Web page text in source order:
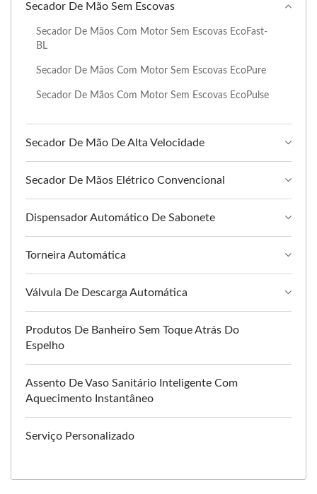
Secador De Mão Sem Escovas
Secador De Mãos Com Motor Sem Escovas EcoFast-
BL
Secador De Mãos Com Motor Sem Escovas EcoPure
Secador De Mãos Com Motor Sem Escovas EcoPulse
Secador De Mão De Alta Velocidade
Secador De Mãos Elétrico Convencional
Dispensador Automático De Sabonete
Torneira Automática
Válvula De Descarga Automática
Produtos De Banheiro Sem Toque Atrás Do
Espelho
Assento De Vaso Sanitário Inteligente Com
Aquecimento Instantâneo
Serviço Personalizado